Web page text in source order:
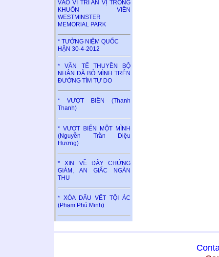
VÀO VỊ TRÍ AN VỊ TRONG
KHUÔN VIÊN
WESTMINSTER
MEMORIAL PARK
* TƯỞNG NIỆM QUỐC
HẬN 30-4-2012
* VĂN TẾ THUYỀN BỘ
NHÂN ĐÃ BỎ MÌNH TRÊN
ĐƯỜNG TÌM TỰ DO
* VƯỢT BIỂN (Thanh
Thanh)
* VƯỢT BIỂN MỘT MÌNH
(Nguyễn Trần Diệu
Hương)
* XIN VỀ ĐÂY CHỨNG
GIÁM, AN GIẤC NGÀN
THU
* XÓA DẤU VẾT TỘI ÁC
(Phạm Phú Minh)